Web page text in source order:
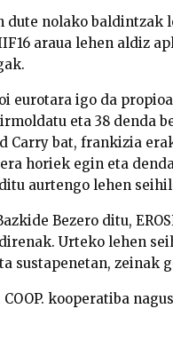
dute nolako
araua lehen aldiz
eurotara igo da
eta 38
Carry bat, frankizia
horiek egin eta
aurtengo lehen
Bezero ditu,
Urteko lehen
sustapenetan, zeinak
COOP. kooperatiba